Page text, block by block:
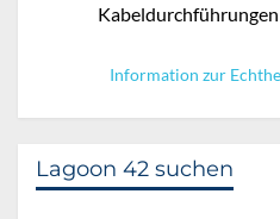
Information zur
Lagoon 42 suchen